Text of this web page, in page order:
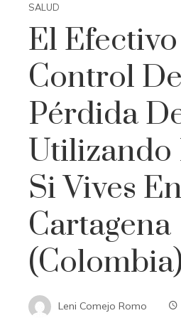
SALUD
El Efectivo
Control De
Pérdida
Utilizando
Si Vives En
Cartagena
Leni Comejo Romo